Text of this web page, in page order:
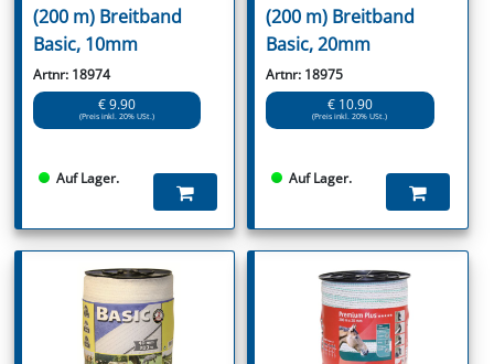
(200 m) Breitband
Basic, 10mm
Artnr: 18974
€ 9.90
(Preis inkl. 20% USt.)
Auf Lager.
(200 m) Breitband
Basic, 20mm
Artnr: 18975
€ 10.90
(Preis inkl. 20% USt.)
Auf Lager.